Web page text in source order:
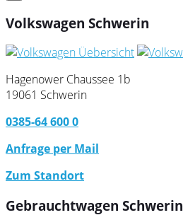
Volkswagen Schwerin
Hagenower Chaussee 1b
19061 Schwerin
0385-64 600 0
Anfrage per Mail
Zum Standort
Gebrauchtwagen Schwerin